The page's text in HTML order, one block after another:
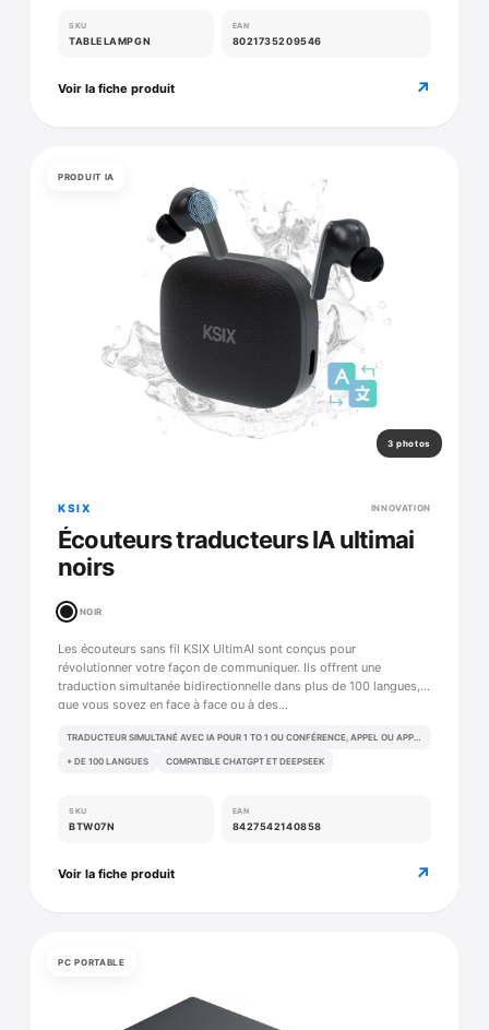
SKU
TABLELAMPGN
EAN
8021735209546
Voir la fiche produit ↗
PRODUIT IA
3 photos
KSIX INNOVATION
Écouteurs traducteurs IA ultimai
noirs
NOIR
Les écouteurs sans fil KSIX UltimAI sont conçus pour
révolutionner votre façon de communiquer. Ils offrent une
traduction simultanée bidirectionnelle dans plus de 100 langues,
que vous soyez en face à face ou à des…
TRADUCTEUR SIMULTANÉ AVEC IA POUR 1 TO 1 OU CONFÉRENCE, APPEL OU APPEL VIDÉO
+ DE 100 LANGUES COMPATIBLE CHATGPT ET DEEPSEEK
SKU
BTW07N
EAN
8427542140858
Voir la fiche produit ↗
PC PORTABLE